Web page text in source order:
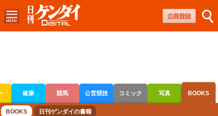
健康 競馬 公営競技 コミック 写真 BOOKS
ボートレース 競輪 オートレース
BOOKS 日刊ゲンダイの書籍